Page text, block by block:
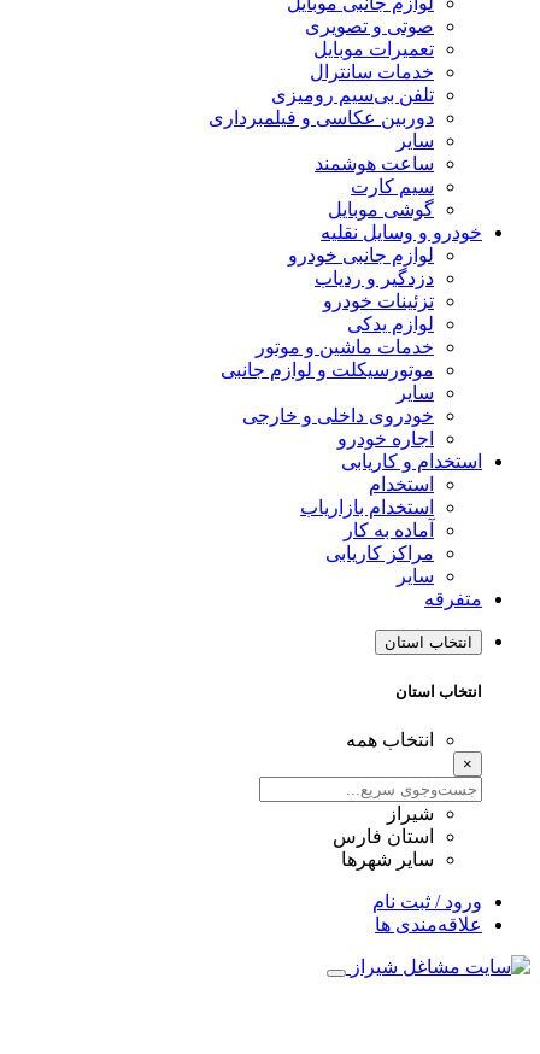
صوتی و تصویری
تعمیرات موبایل
خدمات سانترال
تلفن بی‌سیم رومیزی
دوربین عکاسی و فیلمبرداری
سایر
ساعت هوشمند
سیم کارت
گوشی موبایل
خودرو و وسایل نقلیه
لوازم جانبی خودرو
دزدگیر و ردیاب
تزئینات خودرو
لوازم یدکی
خدمات ماشین و موتور
موتورسیکلت و لوازم جانبی
سایر
خودروی داخلی و خارجی
اجاره خودرو
استخدام و کاریابی
استخدام
استخدام بازاریاب
آماده به کار
مراکز کاریابی
سایر
متفرقه
انتخاب استان
انتخاب استان
انتخاب همه
×
شیراز
استان فارس
سایر شهرها
ورود / ثبت نام
علاقه‌مندی ها